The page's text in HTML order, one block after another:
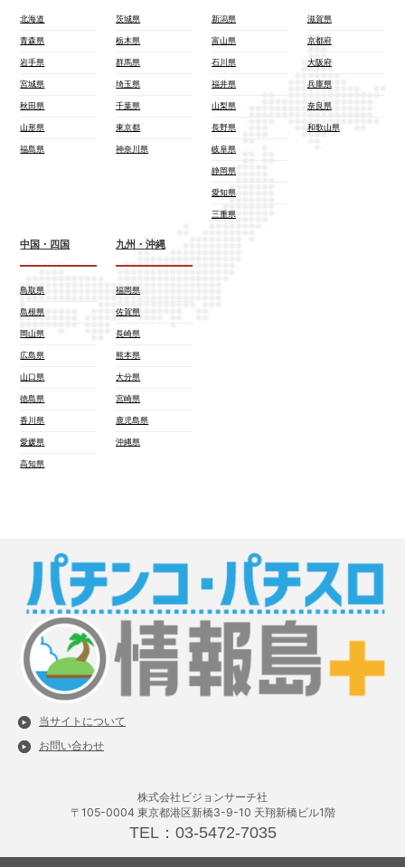
北海道
青森県
岩手県
宮城県
秋田県
山形県
福島県
茨城県
栃木県
群馬県
埼玉県
千葉県
東京都
神奈川県
新潟県
富山県
石川県
福井県
山梨県
長野県
岐阜県
静岡県
愛知県
三重県
滋賀県
京都府
大阪府
兵庫県
奈良県
和歌山県
中国・四国
鳥取県
島根県
岡山県
広島県
山口県
徳島県
香川県
愛媛県
高知県
九州・沖縄
福岡県
佐賀県
長崎県
熊本県
大分県
宮崎県
鹿児島県
沖縄県
当サイトについて
お問い合わせ
株式会社ビジョンサーチ社
〒105-0004 東京都港区新橋3-9-10 天翔新橋ビル1階
TEL：03-5472-7035